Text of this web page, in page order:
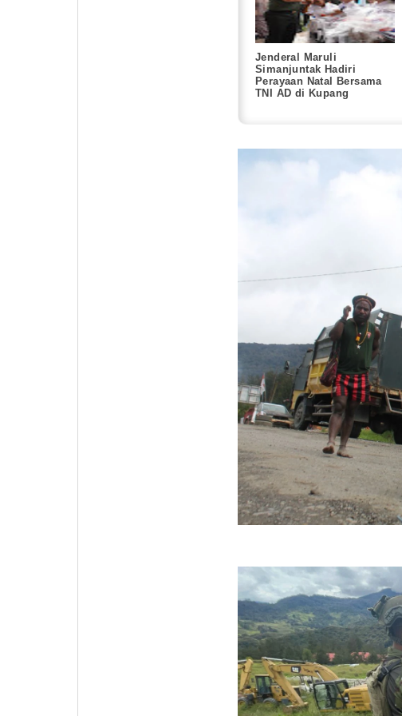
Jenderal Maruli
Simanjuntak Hadiri
Perayaan Natal Bersama
TNI AD di Kupang